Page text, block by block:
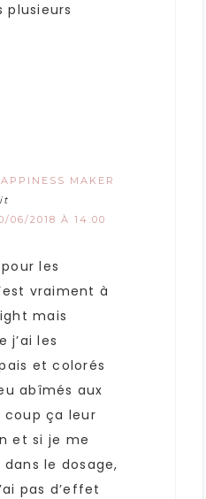
plusieurs
MAKER
06/2018 À 14:00
les
vraiment à
mais
j’ai les
et colorés
abîmés aux
coup ça leur
et si je me
le dosage,
pas d’effet